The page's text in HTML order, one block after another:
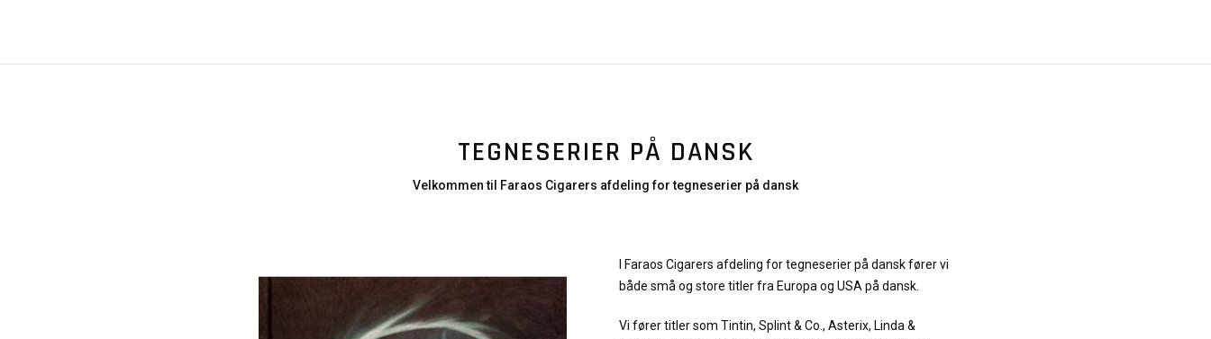
TEGNESERIER PÅ DANSK
Velkommen til Faraos Cigarers afdeling for tegneserier på dansk
I Faraos Cigarers afdeling for tegneserier på dansk fører vi
både små og store titler fra Europa og USA på dansk.
Vi fører titler som Tintin, Splint & Co., Asterix, Linda &